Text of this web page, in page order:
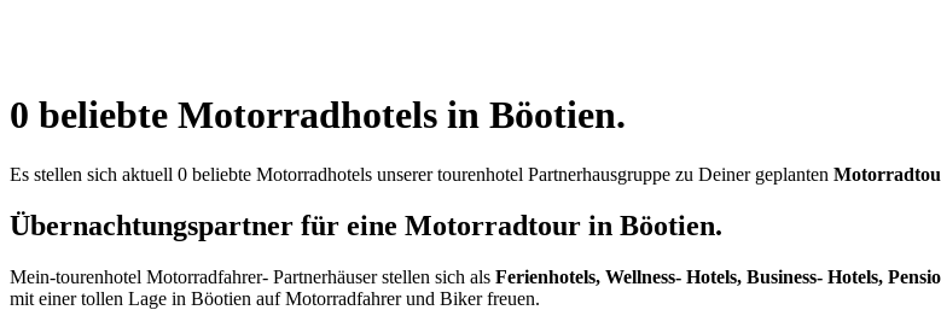
0 beliebte Motorradhotels in Böotien.
Es stellen sich aktuell 0 beliebte Motorradhotels unserer tourenhotel Partnerhausgruppe zu Deiner geplanten
Übernachtungspartner für eine Motorradtour in Böotien.
Mein-tourenhotel Motorradfahrer- Partnerhäuser stellen sich als Ferienhotels, Wellness- Hotels, Business- Hotels,
mit einer tollen Lage in Böotien auf Motorradfahrer und Biker freuen.